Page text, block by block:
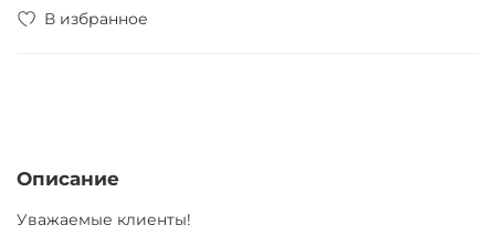
В избранное
Описание
Уважаемые клиенты!